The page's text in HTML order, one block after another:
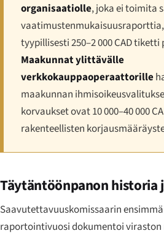
organisaatiolle, joka ei toimita
tyypillisesti 250–2 000 CAD tiketti
Maakunnat ylittävälle
verkkokauppaoperaattorille
maakunnan
korvaukset ovat 10 000–40 000
rakenteellisten
Täytäntöönpanon historia
Saavutettavuuskomissaarin
raportointivuosi dokumentoi viraston